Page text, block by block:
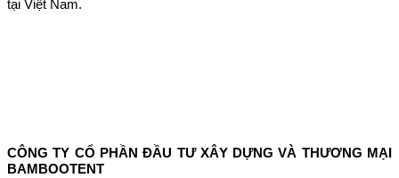
tại Việt Nam.
CÔNG TY CỔ PHẦN ĐẦU TƯ XÂY DỰNG VÀ THƯƠNG MẠI
BAMBOOTENT